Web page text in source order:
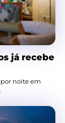
já recebe
por noite em